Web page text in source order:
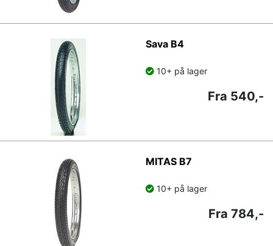
Sava B4
10+ på lager
Fra 540,-
MITAS B7
10+ på lager
Fra 784,-